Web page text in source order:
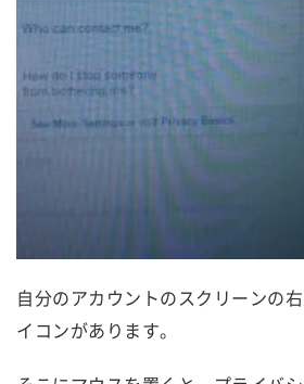
自分のアカウントのスクリーンの
イコンがあります。